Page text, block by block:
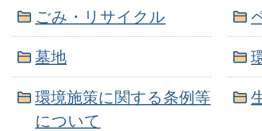
ごみ・リサイクル
墓地
環境施策に関する条例等
について